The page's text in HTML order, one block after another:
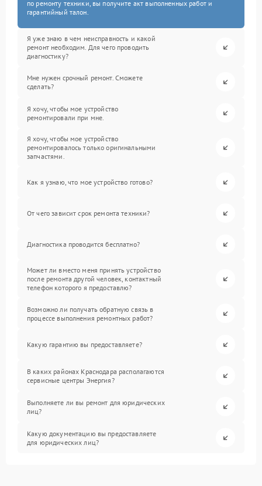
по ремонту техники, вы получите акт выполненных работ и
гарантийный талон.
Я уже знаю в чем неисправность и какой
ремонт необходим. Для чего проводить
диагностику?
Мне нужен срочный ремонт. Сможете
сделать?
Я хочу, чтобы мое устройство
ремонтировали при мне.
Я хочу, чтобы мое устройство
ремонтировалось только оригинальными
запчастями.
Как я узнаю, что мое устройство готово?
От чего зависит срок ремонта техники?
Диагностика проводится бесплатно?
Может ли вместо меня принять устройство
после ремонта другой человек, контактный
телефон которого я предоставлю?
Возможно ли получать обратную связь в
процессе выполнения ремонтных работ?
Какую гарантию вы предоставляете?
В каких районах Краснодара располагаются
сервисные центры Энергия?
Выполняете ли вы ремонт для юридических
лиц?
Какую документацию вы предоставляете
для юридических лиц?